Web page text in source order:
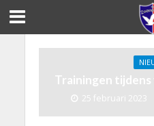
Trainingen
25 februari 2023